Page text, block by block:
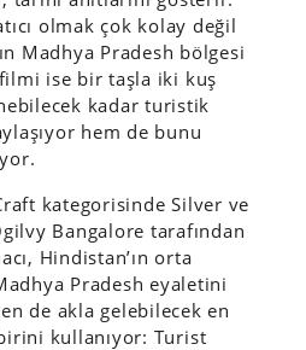
olmak çok kolay değil
Madhya Pradesh bölgesi
ise bir taşla iki kuş
kadar turistik
hem de bunu
kategorisinde Silver ve
Bangalore tarafından
Hindistan’ın orta
Pradesh eyaletini
de akla gelebilecek en
kullanıyor: Turist